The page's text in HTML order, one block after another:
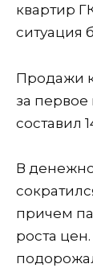
квартир
ситуация
Продажи
за первое
составил
В
причем
роста